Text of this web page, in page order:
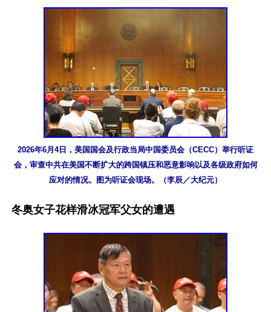
2026年6月4日，美国国会及行政当局中国委员会（CECC）举行听证
会，审查中共在美国不断扩大的跨国镇压和恶意影响以及各级政府如何
应对的情况。图为听证会现场。（李辰／大纪元）
冬奥女子花样滑冰冠军父女的遭遇